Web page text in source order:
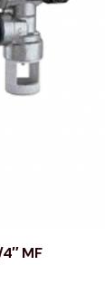
4″ MF